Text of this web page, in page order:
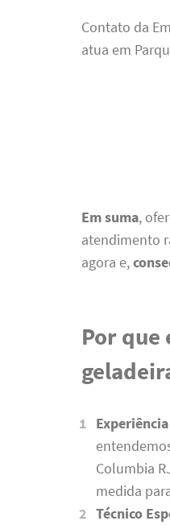
Contato da
atua em
Em suma,
atendimento
agora e,
Por que
Columbia
medida
Técnico